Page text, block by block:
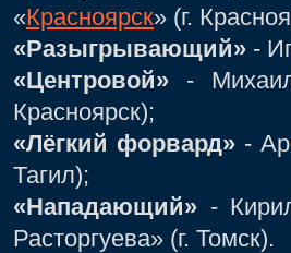
«Красноярск» (г.
«Разыгрывающий» -
«Центровой» -
Красноярск);
«Лёгкий форвард»-
Тагил);
«Нападающий» -
Расторгуева» (г. Томск).